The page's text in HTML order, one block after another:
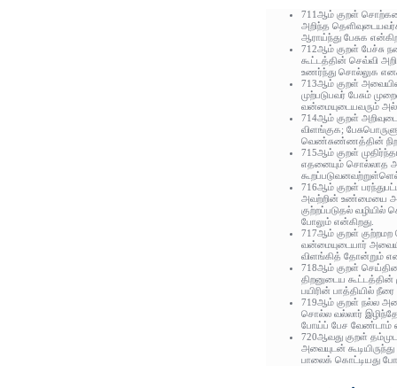
711ஆம் குறள்
அறிந்த
ஆராய்ந்து பேசுக
712ஆம் குறள் பேச்சு
கூட்டத்தின் செவ்வி
உணர்ந்து சொல்லுக எனக்
713ஆம் குறள்
முற்படுபவர் பேசும்
வன்மையுடையவரும்
714ஆம் குறள்
விளங்குக;
வெண்சுண்ணத்தின்
715ஆம் குறள்
எதனையும் சொல்லாத
716ஆம் குறள்
அவற்றின் உண்மையை
குற்றப்படுதல் வழியில்
போலும் என்கிறது.
717ஆம் குறள்
வன்மையுடையார்
விளங்கித் தோன்றும்
718ஆம் குறள்
திறனுடைய
பயிரின் பாத்தியில்
719ஆம் குறள் நல்ல
சொல்ல வல்லார்
போய்ப் பேச வேண்டாம்
720ஆவது குறள்
அவையுடன்
பாலைக் கொட்டியது